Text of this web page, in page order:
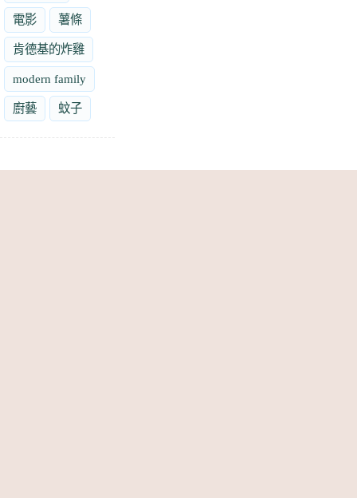
電影 薯條
肯德基的炸雞
modern family
廚藝 蚊子